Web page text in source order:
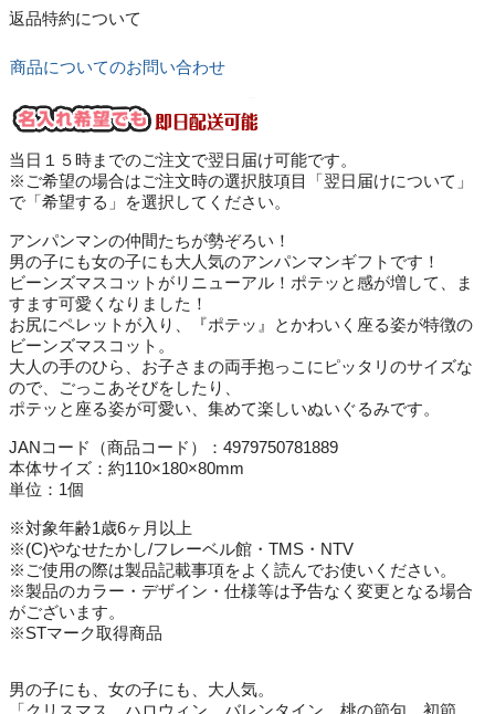
返品特約について
商品についてのお問い合わせ
当日１５時までのご注文で翌日届け可能です。
※ご希望の場合はご注文時の選択肢項目「翌日届けについて」
で「希望する」を選択してください。
アンパンマンの仲間たちが勢ぞろい！
男の子にも女の子にも大人気のアンパンマンギフトです！
ビーンズマスコットがリニューアル！ポテッと感が増して、ま
すます可愛くなりました！
お尻にペレットが入り、『ポテッ』とかわいく座る姿が特徴の
ビーンズマスコット。
大人の手のひら、お子さまの両手抱っこにピッタリのサイズな
ので、ごっこあそびをしたり、
ポテッと座る姿が可愛い、集めて楽しいぬいぐるみです。
JANコード（商品コード）：4979750781889
本体サイズ：約110×180×80mm
単位：1個
※対象年齢1歳6ヶ月以上
※(C)やなせたかし/フレーベル館・TMS・NTV
※ご使用の際は製品記載事項をよく読んでお使いください。
※製品のカラー・デザイン・仕様等は予告なく変更となる場合
がございます。
※STマーク取得商品
男の子にも、女の子にも、大人気。